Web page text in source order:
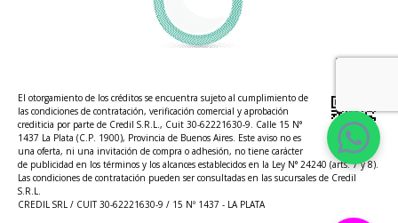
El otorgamiento de los créditos se encuentra sujeto al cumplimiento de
las condiciones de contratación, verificación comercial y aprobación
crediticia por parte de Credil S.R.L., Cuit 30-62221630-9. Calle 15 N°
1437 La Plata (C.P. 1900), Provincia de Buenos Aires. Este aviso no es
una oferta, ni una invitación de compra o adhesión, no tiene carácter
de publicidad en los términos y los alcances establecidos en la Ley N° 24240 (arts. 7 y 8).
Las condiciones de contratación pueden ser consultadas en las sucursales de Credil
S.R.L.
CREDIL SRL / CUIT 30-62221630-9 / 15 Nº 1437 - LA PLATA